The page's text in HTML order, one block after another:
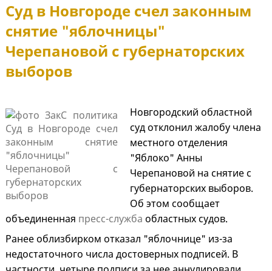
Суд в Новгороде счел законным
снятие "яблочницы"
Черепановой с губернаторских
выборов
Новгородский областной
суд отклонил жалобу члена
местного отделения
"Яблоко" Анны
Черепановой на снятие с
губернаторских выборов.
Об этом сообщает
объединенная пресс-служба областных судов.
Ранее облизбирком отказал "яблочнице" из-за
недостаточного числа достоверных подписей. В